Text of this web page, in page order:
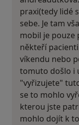
praxi(tedy lidé
sebe. Je tam
mobil je pouze
někteří
víkendu nebo
tomuto došlo i
"vyřizujete"
se to mohlo
kterou jste
mohlo dojít k